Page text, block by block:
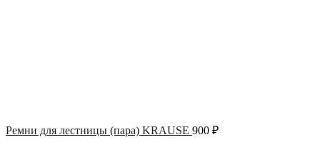
Ремни для лестницы (пара) KRAUSE 900 ₽